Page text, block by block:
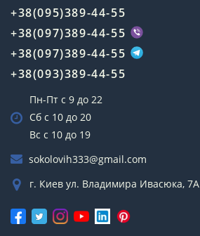
+38(095)389-44-55
+38(097)389-44-55
+38(097)389-44-55
+38(093)389-44-55
Пн-Пт с 9 до 22
Сб с 10 до 20
Вс с 10 до 19
sokolovih333@gmail.com
г. Киев ул. Владимира Ивасюка, 7А